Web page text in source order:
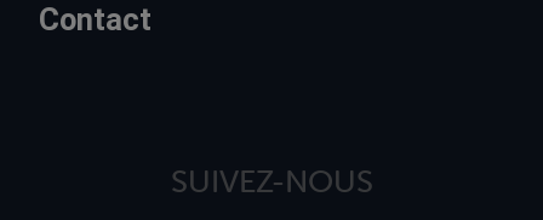
Contact
SUIVEZ-NOUS